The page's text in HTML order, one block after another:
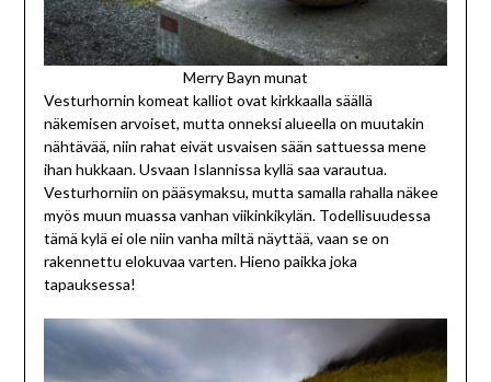
Merry Bayn munat
Vesturhornin komeat kalliot ovat kirkkaalla säällä
näkemisen arvoiset, mutta onneksi alueella on muutakin
nähtävää, niin rahat eivät usvaisen sään sattuessa mene
ihan hukkaan. Usvaan Islannissa kyllä saa varautua.
Vesturhorniin on pääsymaksu, mutta samalla rahalla näkee
myös muun muassa vanhan viikinkikylän. Todellisuudessa
tämä kylä ei ole niin vanha miltä näyttää, vaan se on
rakennettu elokuvaa varten. Hieno paikka joka
tapauksessa!